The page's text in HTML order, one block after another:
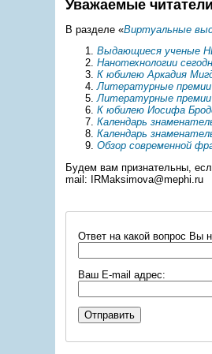
Уважаемые
В разделе «Виртуальные
Выдающиеся ученые
Нанотехнологии
К юбилею Аркадия
Литературные премии
Литературные
К юбилею Иосифа
Календарь
Календарь
Обзор современной
Будем вам признательны,
mail: IRMaksimova@mephi.ru
Ответ на какой вопрос Вы
Ваш E-mail адрес: